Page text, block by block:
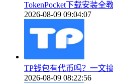
TokenPocket下载安装全
2026-08-09 09:04:07
TP钱包有代币吗？一文
2026-08-09 08:22:56